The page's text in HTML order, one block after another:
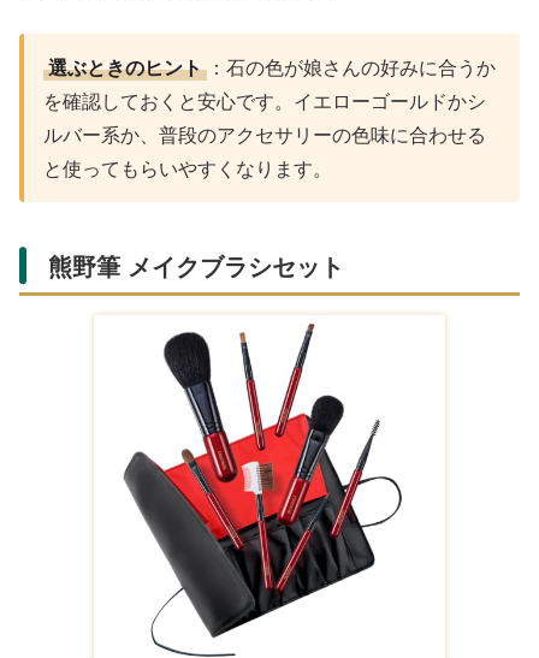
選ぶときのヒント ：石の色が娘さんの好みに合うか
を確認しておくと安心です。イエローゴールドかシ
ルバー系か、普段のアクセサリーの色味に合わせる
と使ってもらいやすくなります。
熊野筆 メイクブラシセット